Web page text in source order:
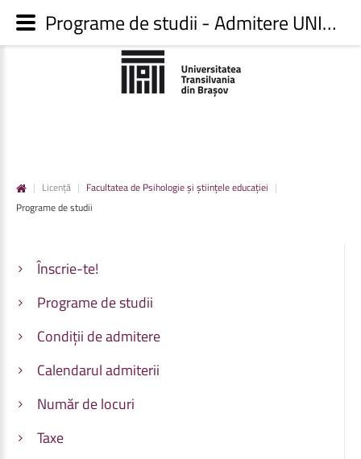
| Licență | Facultatea de Psihologie și științele educației |
Programe de studii
Înscrie-te!
Programe de studii
Condiții de admitere
Calendarul admiterii
Număr de locuri
Taxe
Programe de studii - Admitere UNITBV